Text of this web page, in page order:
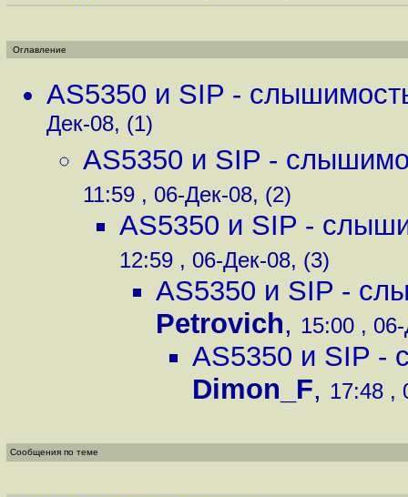
Оглавление
AS5350 и SIP -
Дек-08, (1)
AS5350 и SIP -
11:59 , 06-Дек-08, (2)
AS5350 и SIP -
12:59 , 06-Дек-08, (3)
AS5350 и SIP -
Petrovich, 15:00 ,
AS5350 и SIP -
Dimon_F, 17:48 ,
Сообщения по теме